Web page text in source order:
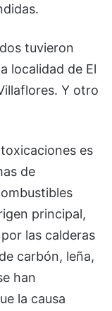
tuvieron
localidad de El
Y otro
es
de
principal,
las calderas
carbón, leña,
han
la causa